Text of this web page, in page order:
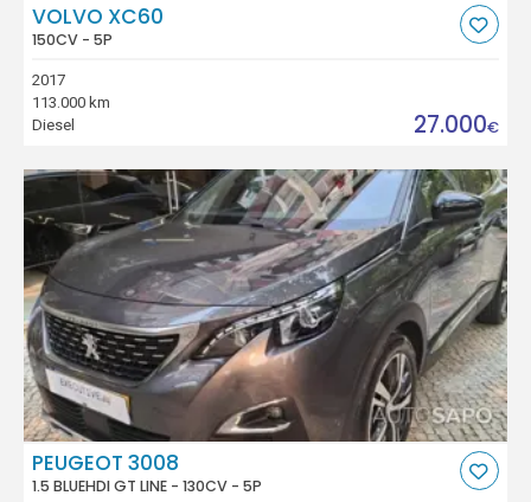
VOLVO XC60
150CV - 5P
2017
113.000 km
Diesel
27.000€
PEUGEOT 3008
1.5 BLUEHDI GT LINE - 130CV - 5P